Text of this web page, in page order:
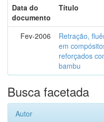
Data do
documento
Título
Fev-2006
Retração,
em
reforçados
bambu
Busca facetada
Autor